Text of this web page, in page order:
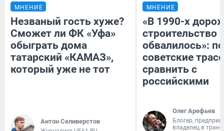
МНЕНИЕ
Незваный гость хуже?
Сможет ли ФК «Уфа»
обыграть дома
татарский «КАМАЗ»,
который уже не тот
Антон Селиверстов
МНЕНИЕ
«В 1990-х
строительство
обвалилось»:
советские
сравнить с
российскими
Олег Арефьев
Блогер,
владелец в